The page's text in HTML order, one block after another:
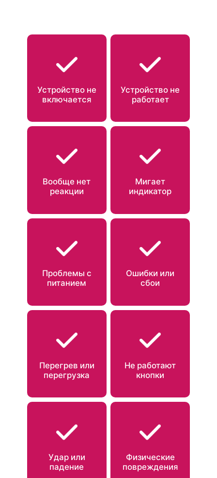
Устройство не
включается
Устройство не
работает
Вообще нет
реакции
Мигает
индикатор
Проблемы с
питанием
Ошибки или
сбои
Перегрев или
перегрузка
Не работают
кнопки
Удар или
падение
Физические
повреждения